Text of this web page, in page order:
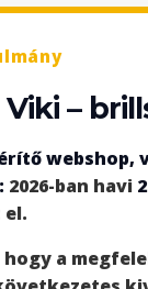
–
webshop,
2026-ban havi
hogy a